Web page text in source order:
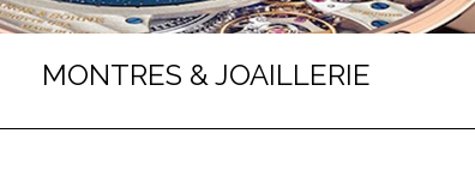
MONTRES & JOAILLERIE